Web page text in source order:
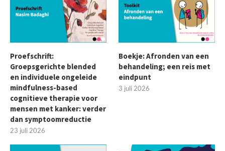
Proefschrift:
Groepsgerichte blended
en individuele ongeleide
mindfulness-based
cognitieve therapie voor
mensen met kanker: verder
dan symptoomreductie
23 juli 2026
Boekje: Afronden van een
behandeling; een reis met
eindpunt
3 juli 2026